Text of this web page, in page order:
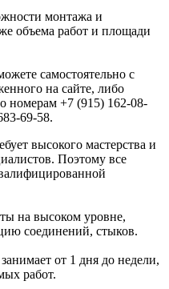
монтажа и
объема работ и площади
самостоятельно с
на сайте, либо
номерам +7 (915) 162-08-
69-58.
высокого мастерства и
Поэтому все
на высоком уровне,
соединений, стыков.
от 1 дня до недели,
работ.